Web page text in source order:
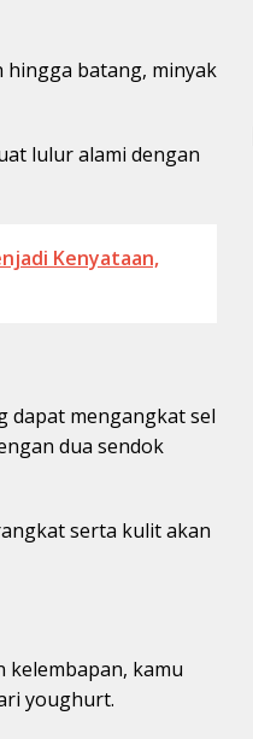
hingga batang, minyak
lulur alami dengan
Kenyataan,
dapat mengangkat sel
dua sendok
serta kulit akan
kelembapan, kamu
youghurt.